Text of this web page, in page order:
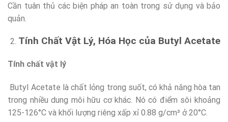
Cần tuân thủ các biện pháp an toàn trong sử dụng và bảo
quản.
Tính Chất Vật Lý, Hóa Học của Butyl Acetate
Tính chất vật lý
Butyl Acetate là chất lỏng trong suốt, có khả năng hòa tan
trong nhiều dung môi hữu cơ khác. Nó có điểm sôi khoảng
125-126°C và khối lượng riêng xấp xỉ 0.88 g/cm³ ở 20°C.